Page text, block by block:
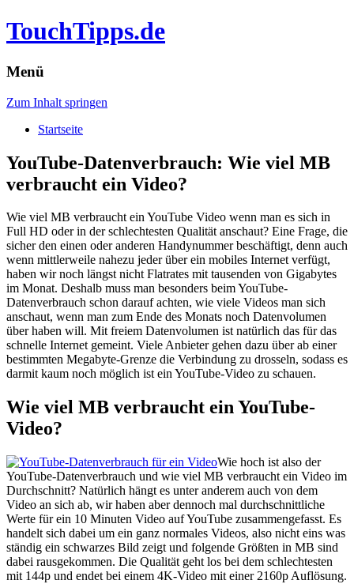
TouchTipps.de
Menü
Zum Inhalt springen
Startseite
YouTube-Datenverbrauch: Wie viel MB
verbraucht ein Video?
Wie viel MB verbraucht ein YouTube Video wenn man es sich in
Full HD oder in der schlechtesten Qualität anschaut? Eine Frage, die
sicher den einen oder anderen Handynummer beschäftigt, denn auch
wenn mittlerweile nahezu jeder über ein mobiles Internet verfügt,
haben wir noch längst nicht Flatrates mit tausenden von Gigabytes
im Monat. Deshalb muss man besonders beim YouTube-
Datenverbrauch schon darauf achten, wie viele Videos man sich
anschaut, wenn man zum Ende des Monats noch Datenvolumen
über haben will. Mit freiem Datenvolumen ist natürlich das für das
schnelle Internet gemeint. Viele Anbieter gehen dazu über ab einer
bestimmten Megabyte-Grenze die Verbindung zu drosseln, sodass es
darmit kaum noch möglich ist ein YouTube-Video zu schauen.
Wie viel MB verbraucht ein YouTube-
Video?
Wie hoch ist also der
YouTube-Datenverbrauch und wie viel MB verbraucht ein Video im
Durchschnitt? Natürlich hängt es unter anderem auch von dem
Video an sich ab, wir haben aber dennoch mal durchschnittliche
Werte für ein 10 Minuten Video auf YouTube zusammengefasst. Es
handelt sich dabei um ein ganz normales Videos, also nicht eins was
ständig ein schwarzes Bild zeigt und folgende Größten in MB sind
dabei rausgekommen. Die Qualität geht los bei dem schlechtesten
mit 144p und endet bei einem 4K-Video mit einer 2160p Auflösung.